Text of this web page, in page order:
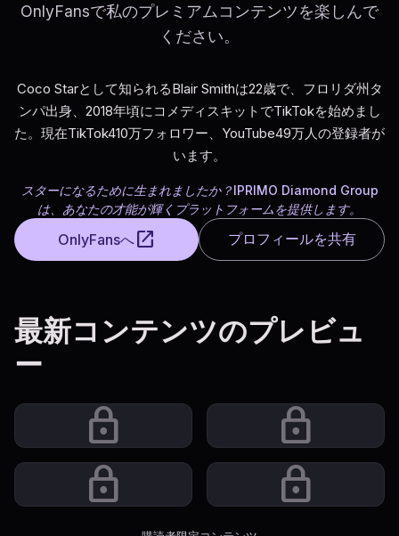
OnlyFansで私のプレミアムコンテンツを楽しんで
ください。
Coco Starとして知られるBlair Smithは22歳で、フロリダ州タ
ンパ出身、2018年頃にコメディスキットでTikTokを始めまし
た。現在TikTok410万フォロワー、YouTube49万人の登録者が
います。
スターになるために生まれましたか？IPRIMO Diamond Group
は、あなたの才能が輝くプラットフォームを提供します。
OnlyFansへopen_in_new プロフィールを共有
最新コンテンツのプレビュ
ー
lock
lock
lock
lock